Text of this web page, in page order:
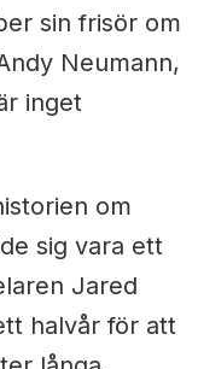
sin frisör om
Neumann,
inget
om
sig vara ett
Jared
halvår för att